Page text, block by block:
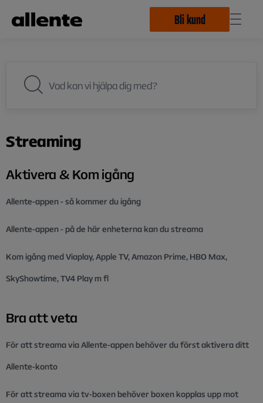
Bli kund
Streaming
Aktivera & Kom igång
Allente-appen - så kommer du igång
Allente-appen - på de här enheterna kan du streama
Kom igång med Viaplay, Apple TV, Amazon Prime, HBO Max,
SkyShowtime, TV4 Play m fl
Bra att veta
För att streama via Allente-appen behöver du först aktivera ditt
Allente-konto
För att streama via tv-boxen behöver boxen kopplas upp mot